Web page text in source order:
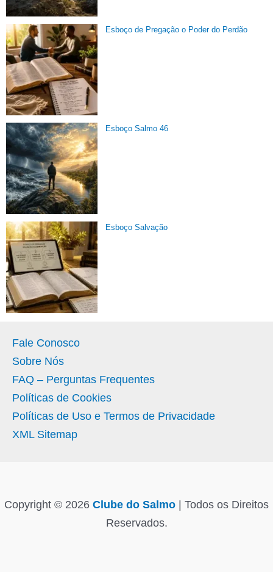
Esboço de Pregação o Poder do Perdão
Esboço Salmo 46
Esboço Salvação
Fale Conosco
Sobre Nós
FAQ – Perguntas Frequentes
Políticas de Cookies
Políticas de Uso e Termos de Privacidade
XML Sitemap
Copyright © 2026 Clube do Salmo | Todos os Direitos
Reservados.